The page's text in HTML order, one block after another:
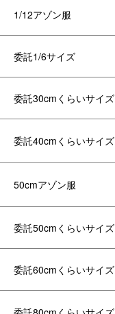
1/12アゾン服
委託1/6サイズ
委託30cmくらいサイズ
委託40cmくらいサイズ
50cmアゾン服
委託50cmくらいサイズ
委託60cmくらいサイズ